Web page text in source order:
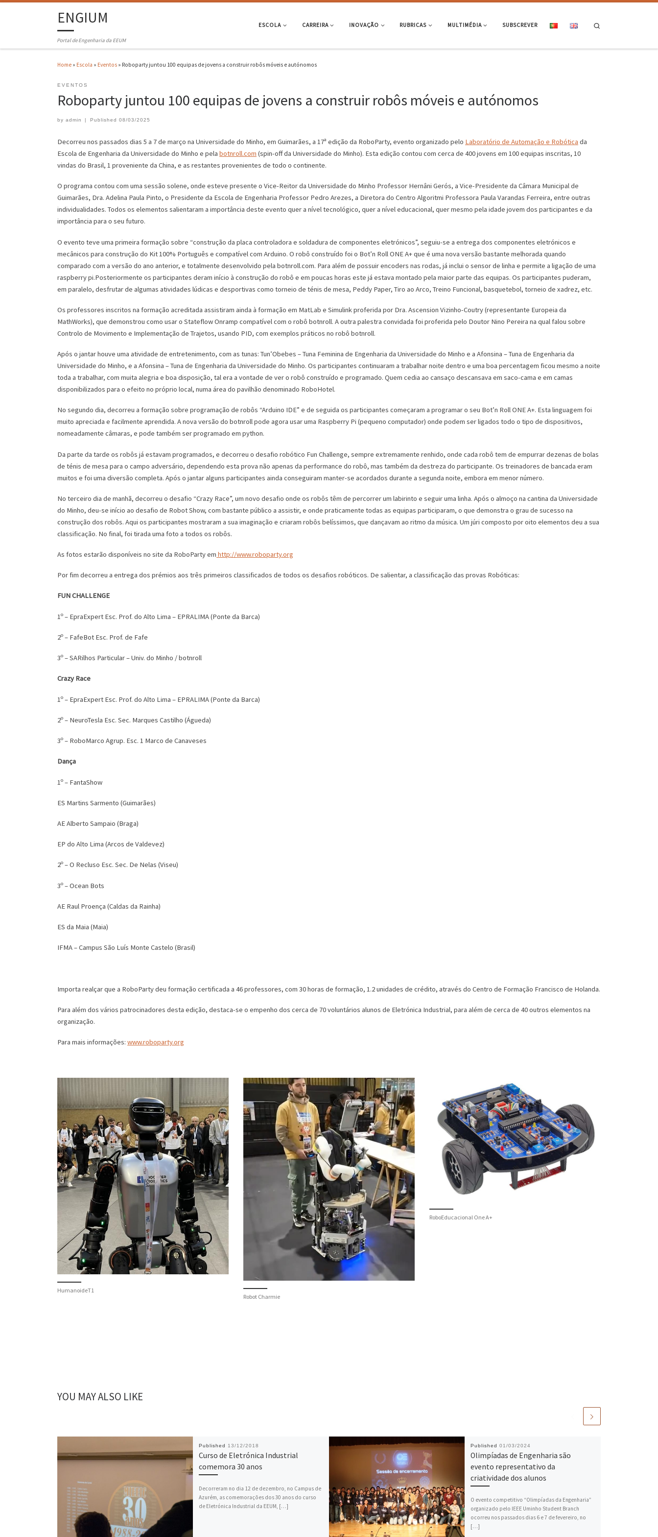
ENGIUM
Portal de Engenharia da EEUM
ESCOLA CARREIRA INOVAÇÃO RUBRICAS MULTIMÉDIA SUBSCREVER
Home » Escola » Eventos » Roboparty juntou 100 equipas de jovens a construir robôs móveis e autónomos
EVENTOS
Roboparty juntou 100 equipas de jovens a construir robôs móveis e autónomos
by admin | Published 08/03/2025
Decorreu nos passados dias 5 a 7 de março na Universidade do Minho, em Guimarães, a 17ª edição da RoboParty, evento organizado pelo Laboratório de Automação e Robótica da
Escola de Engenharia da Universidade do Minho e pela botnroll.com (spin-off da Universidade do Minho). Esta edição contou com cerca de 400 jovens em 100 equipas inscritas, 10
vindas do Brasil, 1 proveniente da China, e as restantes provenientes de todo o continente.
O programa contou com uma sessão solene, onde esteve presente o Vice-Reitor da Universidade do Minho Professor Hernâni Gerós, a Vice-Presidente da Câmara Municipal de
Guimarães, Dra. Adelina Paula Pinto, o Presidente da Escola de Engenharia Professor Pedro Arezes, a Diretora do Centro Algoritmi Professora Paula Varandas Ferreira, entre outras
individualidades. Todos os elementos salientaram a importância deste evento quer a nível tecnológico, quer a nível educacional, quer mesmo pela idade jovem dos participantes e da
importância para o seu futuro.
O evento teve uma primeira formação sobre “construção da placa controladora e soldadura de componentes eletrónicos”, seguiu-se a entrega dos componentes eletrónicos e
mecânicos para construção do Kit 100% Português e compatível com Arduino. O robô construído foi o Bot’n Roll ONE A+ que é uma nova versão bastante melhorada quando
comparado com a versão do ano anterior, e totalmente desenvolvido pela botnroll.com. Para além de possuir encoders nas rodas, já inclui o sensor de linha e permite a ligação de uma
raspberry pi.Posteriormente os participantes deram início à construção do robô e em poucas horas este já estava montado pela maior parte das equipas. Os participantes puderam,
em paralelo, desfrutar de algumas atividades lúdicas e desportivas como torneio de ténis de mesa, Peddy Paper, Tiro ao Arco, Treino Funcional, basquetebol, torneio de xadrez, etc.
Os professores inscritos na formação acreditada assistiram ainda à formação em MatLab e Simulink proferida por Dra. Ascension Vizinho-Coutry (representante Europeia da
MathWorks), que demonstrou como usar o Stateflow Onramp compatível com o robô botnroll. A outra palestra convidada foi proferida pelo Doutor Nino Pereira na qual falou sobre
Controlo de Movimento e Implementação de Trajetos, usando PID, com exemplos práticos no robô botnroll.
Após o jantar houve uma atividade de entretenimento, com as tunas: Tun’Obebes – Tuna Feminina de Engenharia da Universidade do Minho e a Afonsina – Tuna de Engenharia da
Universidade do Minho, e a Afonsina – Tuna de Engenharia da Universidade do Minho. Os participantes continuaram a trabalhar noite dentro e uma boa percentagem ficou mesmo a noite
toda a trabalhar, com muita alegria e boa disposição, tal era a vontade de ver o robô construído e programado. Quem cedia ao cansaço descansava em saco-cama e em camas
disponibilizados para o efeito no próprio local, numa área do pavilhão denominado RoboHotel.
No segundo dia, decorreu a formação sobre programação de robôs “Arduino IDE” e de seguida os participantes começaram a programar o seu Bot’n Roll ONE A+. Esta linguagem foi
muito apreciada e facilmente aprendida. A nova versão do botnroll pode agora usar uma Raspberry Pi (pequeno computador) onde podem ser ligados todo o tipo de dispositivos,
nomeadamente câmaras, e pode também ser programado em python.
Da parte da tarde os robôs já estavam programados, e decorreu o desafio robótico Fun Challenge, sempre extremamente renhido, onde cada robô tem de empurrar dezenas de bolas
de ténis de mesa para o campo adversário, dependendo esta prova não apenas da performance do robô, mas também da destreza do participante. Os treinadores de bancada eram
muitos e foi uma diversão completa. Após o jantar alguns participantes ainda conseguiram manter-se acordados durante a segunda noite, embora em menor número.
No terceiro dia de manhã, decorreu o desafio “Crazy Race”, um novo desafio onde os robôs têm de percorrer um labirinto e seguir uma linha. Após o almoço na cantina da Universidade
do Minho, deu-se início ao desafio de Robot Show, com bastante público a assistir, e onde praticamente todas as equipas participaram, o que demonstra o grau de sucesso na
construção dos robôs. Aqui os participantes mostraram a sua imaginação e criaram robôs belíssimos, que dançavam ao ritmo da música. Um júri composto por oito elementos deu a sua
classificação. No final, foi tirada uma foto a todos os robôs.
As fotos estarão disponíveis no site da RoboParty em http://www.roboparty.org
Por fim decorreu a entrega dos prémios aos três primeiros classificados de todos os desafios robóticos. De salientar, a classificação das provas Robóticas:
FUN CHALLENGE
1º – EpraExpert Esc. Prof. do Alto Lima – EPRALIMA (Ponte da Barca)
2º – FafeBot Esc. Prof. de Fafe
3º – SARilhos Particular – Univ. do Minho / botnroll
Crazy Race
1º – EpraExpert Esc. Prof. do Alto Lima – EPRALIMA (Ponte da Barca)
2º – NeuroTesla Esc. Sec. Marques Castilho (Águeda)
3º – RoboMarco Agrup. Esc. 1 Marco de Canaveses
Dança
1º – FantaShow
ES Martins Sarmento (Guimarães)
AE Alberto Sampaio (Braga)
EP do Alto Lima (Arcos de Valdevez)
2º – O Recluso Esc. Sec. De Nelas (Viseu)
3º – Ocean Bots
AE Raul Proença (Caldas da Rainha)
ES da Maia (Maia)
IFMA – Campus São Luís Monte Castelo (Brasil)
Importa realçar que a RoboParty deu formação certificada a 46 professores, com 30 horas de formação, 1.2 unidades de crédito, através do Centro de Formação Francisco de Holanda.
Para além dos vários patrocinadores desta edição, destaca-se o empenho dos cerca de 70 voluntários alunos de Eletrónica Industrial, para além de cerca de 40 outros elementos na
organização.
Para mais informações: www.roboparty.org
HumanoideT1
Robot Charmie
RoboEducacional One A+
YOU MAY ALSO LIKE
Published 13/12/2018
Curso de Eletrónica Industrial
comemora 30 anos
Decorreram no dia 12 de dezembro, no Campus de
Azurém, as comemorações dos 30 anos do curso
de Eletrónica Industrial da EEUM, […]
Published 01/03/2024
Olimpíadas de Engenharia são
evento representativo da
criatividade dos alunos
O evento competitivo “Olimpíadas da Engenharia”
organizado pelo IEEE Uminho Student Branch
ocorreu nos passados dias 6 e 7 de fevereiro, no
[…]